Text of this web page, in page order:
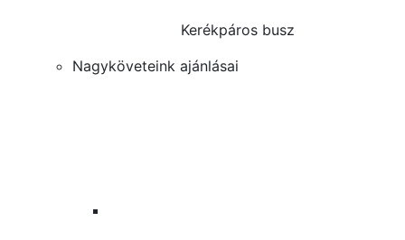
Kerékpáros busz
Nagyköveteink ajánlásai